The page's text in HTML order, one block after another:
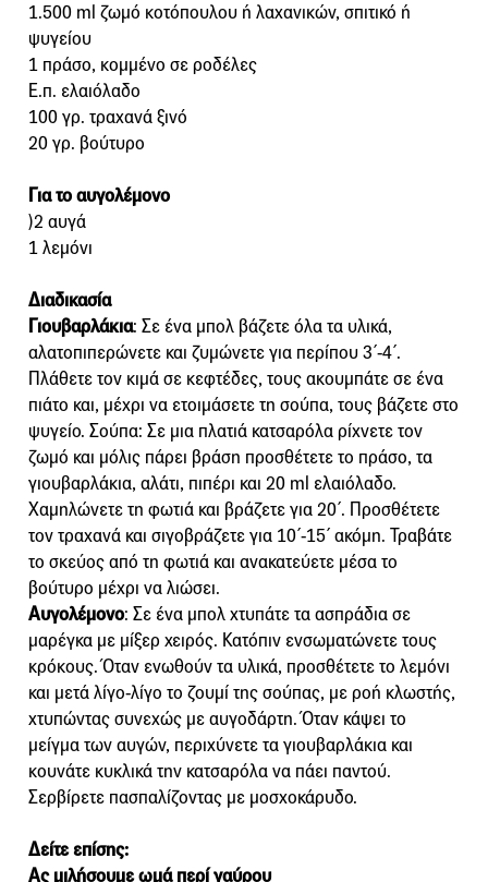
1.500 ml ζωµό κοτόπουλου ή λαχανικών, σπιτικό ή
ψυγείου
1 πράσο, κοµµένο σε ροδέλες
Ε.π. ελαιόλαδο
100 γρ. τραχανά ξινό
20 γρ. βούτυρο
Για το αυγολέμονο
)2 αυγά
1 λεµόνι
Διαδικασία
Γιουβαρλάκια: Σε ένα µπολ βάζετε όλα τα υλικά,
αλατοπιπερώνετε και ζυµώνετε για περίπου 3΄-4΄.
Πλάθετε τον κιµά σε κεφτέδες, τους ακουµπάτε σε ένα
πιάτο και, µέχρι να ετοιµάσετε τη σούπα, τους βάζετε στο
ψυγείο. Σούπα: Σε µια πλατιά κατσαρόλα ρίχνετε τον
ζωµό και µόλις πάρει βράση προσθέτετε το πράσο, τα
γιουβαρλάκια, αλάτι, πιπέρι και 20 ml ελαιόλαδο.
Χαµηλώνετε τη φωτιά και βράζετε για 20΄. Προσθέτετε
τον τραχανά και σιγοβράζετε για 10΄-15΄ ακόµη. Τραβάτε
το σκεύος από τη φωτιά και ανακατεύετε µέσα το
βούτυρο µέχρι να λιώσει.
Αυγολέμονο: Σε ένα µπολ χτυπάτε τα ασπράδια σε
µαρέγκα µε µίξερ χειρός. Κατόπιν ενσωµατώνετε τους
κρόκους. Όταν ενωθούν τα υλικά, προσθέτετε το λεµόνι
και µετά λίγο-λίγο το ζουµί της σούπας, µε ροή κλωστής,
χτυπώντας συνεχώς µε αυγοδάρτη. Όταν κάψει το
µείγµα των αυγών, περιχύνετε τα γιουβαρλάκια και
κουνάτε κυκλικά την κατσαρόλα να πάει παντού.
Σερβίρετε πασπαλίζοντας µε µοσχοκάρυδο.
Δείτε επίσης:
Ας μιλήσουμε ωμά περί γαύρου